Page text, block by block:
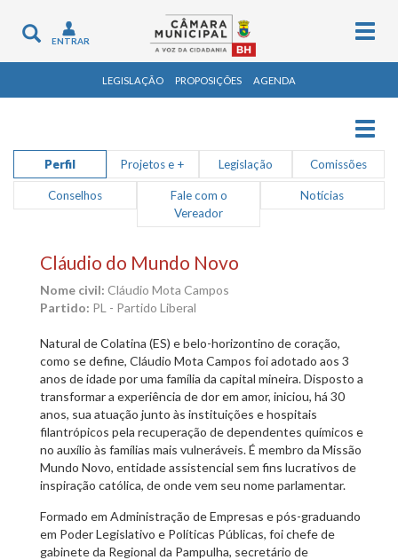
Toggle
navigation
ENTRAR
LEGISLAÇÃO PROPOSIÇÕES AGENDA
Perfil Projetos e + Legislação Comissões
Conselhos
Fale com o
Vereador
Notícias
Cláudio do Mundo Novo
Nome civil: Cláudio Mota Campos
Partido: PL - Partido Liberal
Natural de Colatina (ES) e belo-horizontino de coração,
como se define, Cláudio Mota Campos foi adotado aos 3
anos de idade por uma família da capital mineira. Disposto a
transformar a experiência de dor em amor, iniciou, há 30
anos, sua atuação junto às instituições e hospitais
filantrópicos pela recuperação de dependentes químicos e
no auxílio às famílias mais vulneráveis. É membro da Missão
Mundo Novo, entidade assistencial sem fins lucrativos de
inspiração católica, de onde vem seu nome parlamentar.
Formado em Administração de Empresas e pós-graduando
em Poder Legislativo e Políticas Públicas, foi chefe de
gabinete da Regional da Pampulha, secretário de